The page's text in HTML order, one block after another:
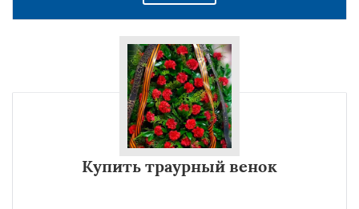
Купить траурный венок